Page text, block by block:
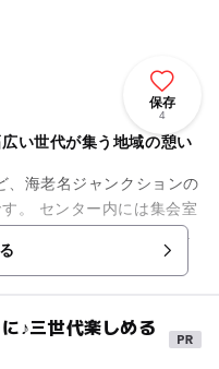
保存
4
い世代が集う地域の憩い
、海老名ジャンクションの
会室
調理実習室、レクリエー
♪三世代楽しめる